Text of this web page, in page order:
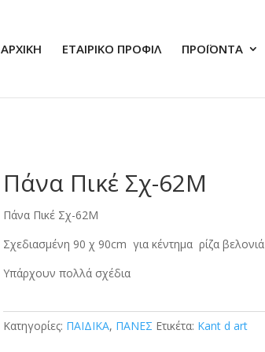
ΑΡΧΙΚΗ ΕΤΑΙΡΙΚΟ ΠΡΟΦΙΛ ΠΡΟΪΟΝΤΑ
Πάνα Πικέ Σχ-62Μ
Πάνα Πικέ Σχ-62Μ
Σχεδιασμένη 90 χ 90cm για κέντημα ρίζα βελονιά
Υπάρχουν πολλά σχέδια
Κατηγορίες: ΠΑΙΔΙΚΑ, ΠΑΝΕΣ Ετικέτα: Kant d art